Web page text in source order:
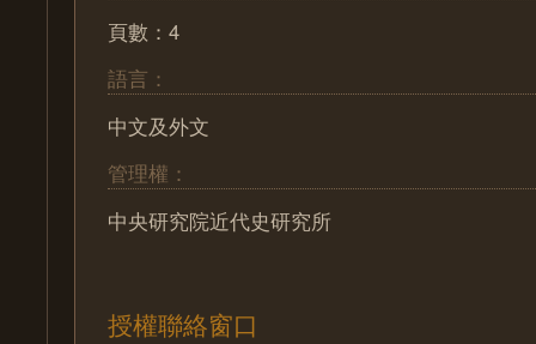
頁數：4
語言：
中文及外文
管理權：
中央研究院近代史研究所
授權聯絡窗口